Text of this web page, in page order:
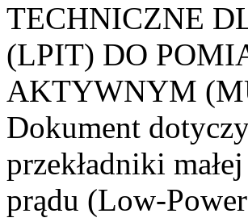
TECHNICZNE
(LPIT) DO
AKTYWNYM
Dokument
przekładniki
prądu (Low-